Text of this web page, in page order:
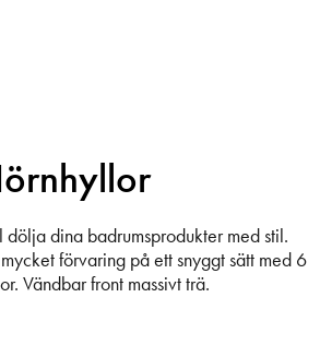
dölja dina badrumsprodukter med stil.
förvaring på ett snyggt sätt med 6
Vändbar front massivt trä.